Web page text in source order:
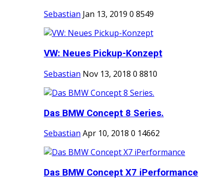
Sebastian Jan 13, 2019 0 8549
VW: Neues Pickup-Konzept
Sebastian Nov 13, 2018 0 8810
Das BMW Concept 8 Series.
Sebastian Apr 10, 2018 0 14662
Das BMW Concept X7 iPerformance